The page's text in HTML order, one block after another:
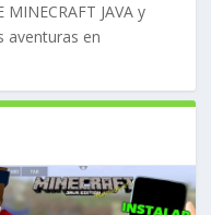
MINECRAFT JAVA y
aventuras en